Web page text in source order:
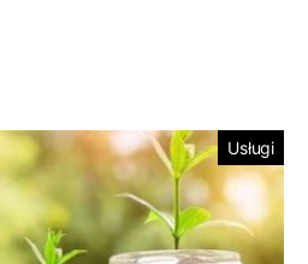
Usługi